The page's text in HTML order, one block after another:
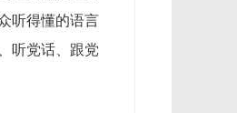
听得懂的语言
听党话、跟党